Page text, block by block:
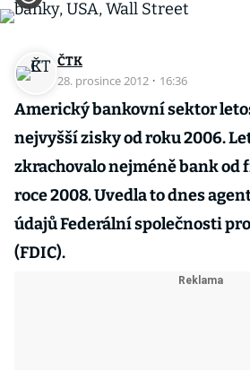
ČTK
28. prosince 2012 · 16:36
Americký bankovní sektor
nejvyšší zisky od roku 2006.
zkrachovalo nejméně bank od
roce 2008. Uvedla to dnes
údajů Federální společnosti
(FDIC).